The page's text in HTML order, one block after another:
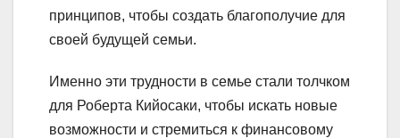
принципов, чтобы создать благополучие для
своей будущей семьи.
Именно эти трудности в семье стали толчком
для Роберта Кийосаки, чтобы искать новые
возможности и стремиться к финансовому